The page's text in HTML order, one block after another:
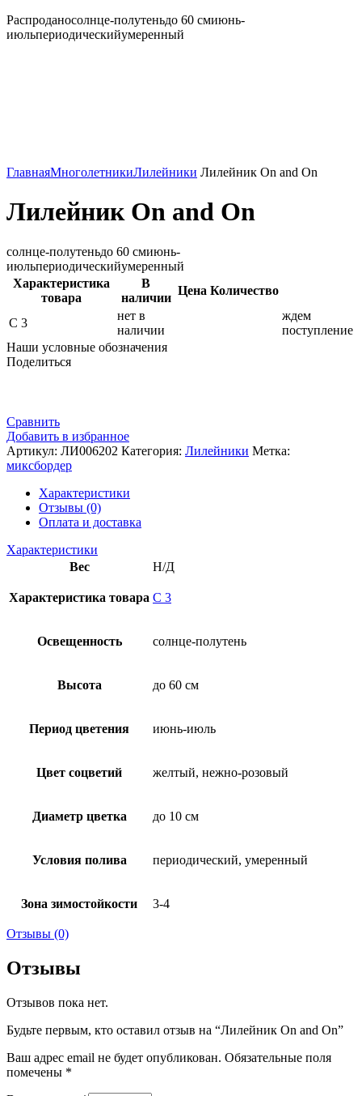
Распроданосолнце-полутеньдо 60 смиюнь-
июльпериодическийумеренный
ГлавнаяМноголетникиЛилейники Лилейник On and On
Лилейник On and On
солнце-полутеньдо 60 смиюнь-
июльпериодическийумеренный
Характеристика
товара
В
наличии
Цена Количество
С 3
нет в
наличии
ждем
поступление
Наши условные обозначения
Поделиться
Сравнить
Добавить в избранное
Артикул: ЛИ006202 Категория: Лилейники Метка:
миксбордер
Характеристики
Отзывы (0)
Оплата и доставка
Характеристики
Вес
Н/Д
Характеристика товара С 3
Освещенность солнце-полутень
Высота до 60 см
Период цветения июнь-июль
Цвет соцветий желтый, нежно-розовый
Диаметр цветка до 10 см
Условия полива периодический, умеренный
Зона зимостойкости 3-4
Отзывы (0)
Отзывы
Отзывов пока нет.
Будьте первым, кто оставил отзыв на “Лилейник On and On”
Ваш адрес email не будет опубликован. Обязательные поля
помечены *